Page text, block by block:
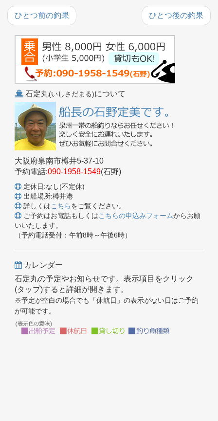
ひとつ前の釣果 ひとつ後の釣果
石定丸(いしさだまる)について
大阪府泉南市樽井5-37-10
予約電話:090-1958-1549(石野)
定休日:なし(不定休)
出船場所:樽井港
詳しくはこちらをご覧ください。
ご予約はお電話もしくはこちらの申込みフォームからお願
いいたします。
（予約電話受付：午前8時～午後6時）
カレンダー
石定丸の予定やお知らせです。表示項目をクリック
(タップ)すると詳細が開きます。
※予定が空白の場合でも「休航日」の表示がない日はご予約
が可能です。